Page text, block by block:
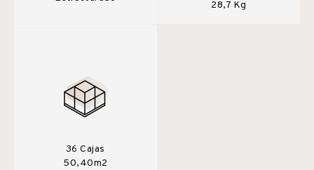
28,7 Kg
36 Cajas
50,40m2